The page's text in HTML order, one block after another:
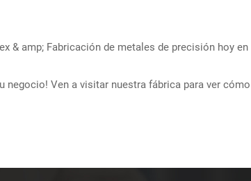
& amp; Fabricación de metales de precisión hoy en
negocio! Ven a visitar nuestra fábrica para ver